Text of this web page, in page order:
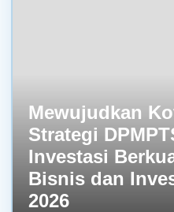
Mewujudkan
Strategi
Investasi
Bisnis dan
2026